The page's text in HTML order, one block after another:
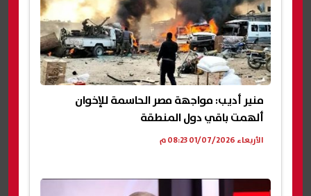
منير أديب: مواجهة مصر الحاسمة للإخوان
ألهمت باقي دول المنطقة
الأربعاء 01/07/2026 08:23 م